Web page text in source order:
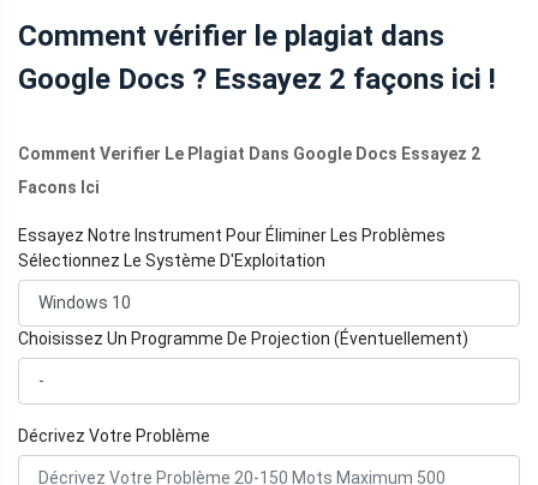
Comment vérifier le plagiat dans
Google Docs ? Essayez 2 façons ici !
Comment Verifier Le Plagiat Dans Google Docs Essayez 2
Facons Ici
Essayez Notre Instrument Pour Éliminer Les Problèmes
Sélectionnez Le Système D'Exploitation
Choisissez Un Programme De Projection (Éventuellement)
Décrivez Votre Problème